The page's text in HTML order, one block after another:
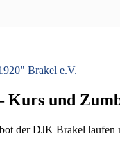
Brakel e.V.
Kurs und
der DJK Brakel